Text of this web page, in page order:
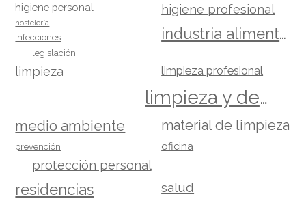
higiene personal higiene profesional
hostelería
industria alimentaria
infecciones
legislación
limpieza limpieza profesional
limpieza y desinfección
material de limpieza
medio ambiente
oficina
prevención
protección personal
residencias salud